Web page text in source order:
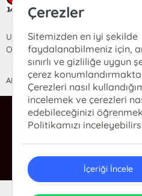
Ra Yayın
Uzun Sokak Saray Çarşısı Lara
Ortahisar/TRABZON
ANASAYFA YARDIM İLETİŞİM
0(462)
© 2024 Ra Kitabevi.
Çerezler
Sitemizden en iyi şekilde
faydalanabilmeniz için,
sınırlı ve gizliliğe uygun
çerez
Çerezleri nasıl
incelemek ve çerezleri
edebileceğinizi
Politikamızı
İçeriği İncele